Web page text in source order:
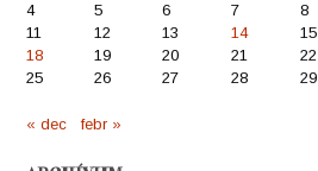
4
5 6 7 8
11
12 13 14 15
18
19 20 21 22
25
26 27 28 29
« dec febr »